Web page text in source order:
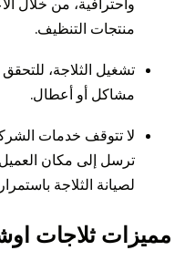
واحترافية، من خلال
منتجات التنظيف.
تشغيل الثلاجة،
مشاكل أو أعطال.
لا تتوقف خدمات
ترسل إلى مكان
لصيانة الثلاجة
مميزات ثلاجات